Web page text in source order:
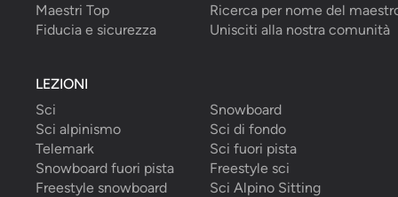
Maestri Top
Ricerca per nome del
Fiducia e sicurezza
Unisciti alla nostra comunità
LEZIONI
Sci
Snowboard
Sci alpinismo
Sci di fondo
Telemark
Sci fuori pista
Snowboard fuori pista
Freestyle sci
Freestyle snowboard
Sci Alpino Sitting